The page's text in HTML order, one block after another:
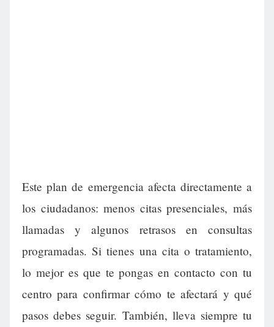
Este plan de emergencia afecta directamente a
los ciudadanos: menos citas presenciales, más
llamadas y algunos retrasos en consultas
programadas. Si tienes una cita o tratamiento,
lo mejor es que te pongas en contacto con tu
centro para confirmar cómo te afectará y qué
pasos debes seguir. También, lleva siempre tu